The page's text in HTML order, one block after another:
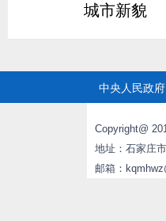
城市新貌